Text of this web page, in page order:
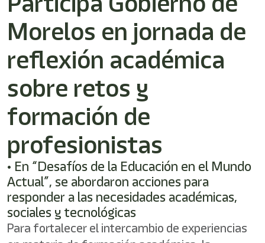
Este
acceso
directo
lector
de
pantalla
para
ayudarle
navegar
interactuar
con
contenido.
Morelos en jornada de
reflexión académica
sobre retos y
formación de
profesionistas
• En “Desafíos de la Educación en el Mundo
Actual”, se abordaron acciones para
responder a las necesidades académicas,
sociales y tecnológicas
Para fortalecer el intercambio de experiencias